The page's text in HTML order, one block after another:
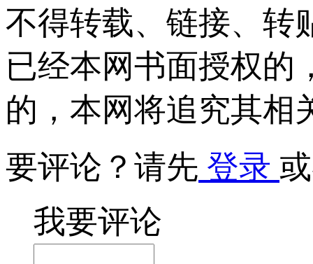
不得转载、链接、转
已经本网书面授权的
的，本网将追究其相
要评论？请先 登录
我要评论